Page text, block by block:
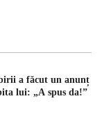
a făcut un anunț
lui: „A spus da!”